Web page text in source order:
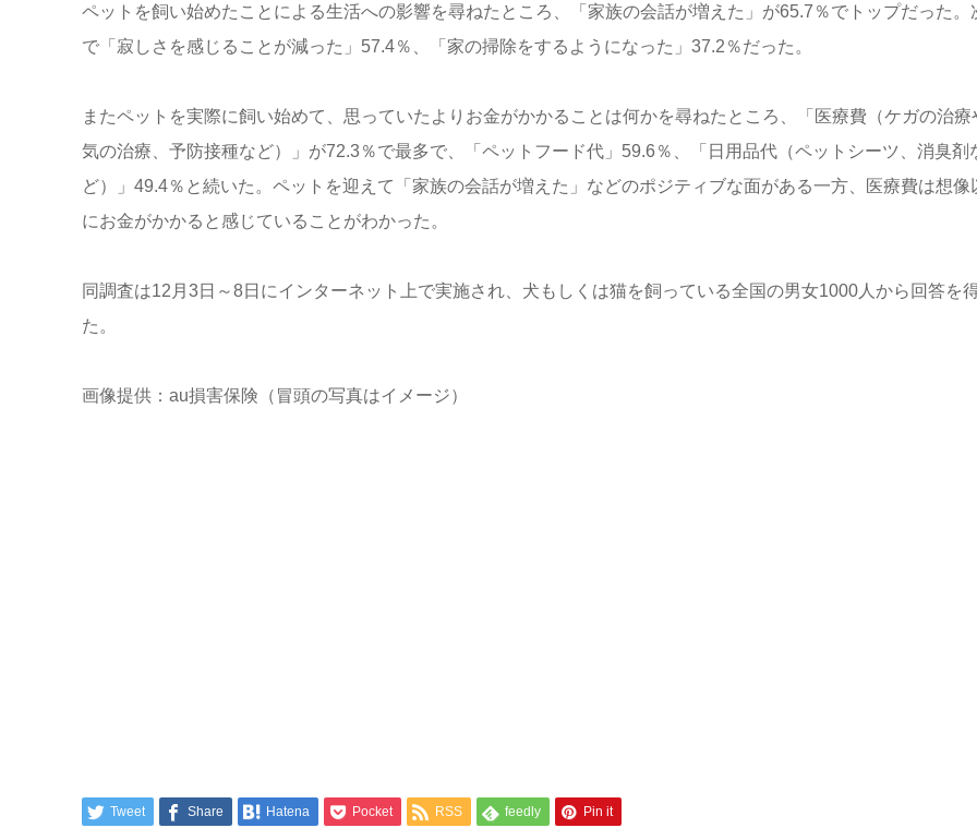
ペットを飼い始めたことによる生活への影響を尋ねたところ、「家族の会話が増えた」が65.7％でトップだった。
で「寂しさを感じることが減った」57.4％、「家の掃除をするようになった」37.2％だった。
またペットを実際に飼い始めて、思っていたよりお金がかかることは何かを尋ねたところ、「医療費（ケガの治療
気の治療、予防接種など）」が72.3％で最多で、「ペットフード代」59.6％、「日用品代（ペットシーツ、消臭剤
ど）」49.4％と続いた。ペットを迎えて「家族の会話が増えた」などのポジティブな面がある一方、医療費は想像
にお金がかかると感じていることがわかった。
同調査は12月3日～8日にインターネット上で実施され、犬もしくは猫を飼っている全国の男女1000人から回答を
た。
画像提供：au損害保険（冒頭の写真はイメージ）
Tweet Share Hatena Pocket RSS feedly Pin it